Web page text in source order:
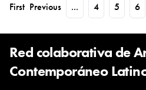
First Previous ... 4 5 6
Red colaborativa de
Contemporáneo